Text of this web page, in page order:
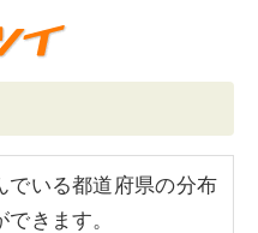
でいる都道府県の分布
きます。